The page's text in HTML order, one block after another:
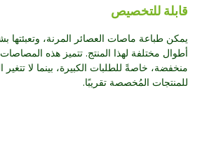
قابلة للتخصيص
يمكن طباعة ماصات العصائر المرنة، وتعبئتها
أطوال مختلفة لهذا المنتج. تتميز هذه
منخفضة، خاصةً للطلبات الكبيرة، بينما لا تتغير
للمنتجات المُخصصة تقريبًا.